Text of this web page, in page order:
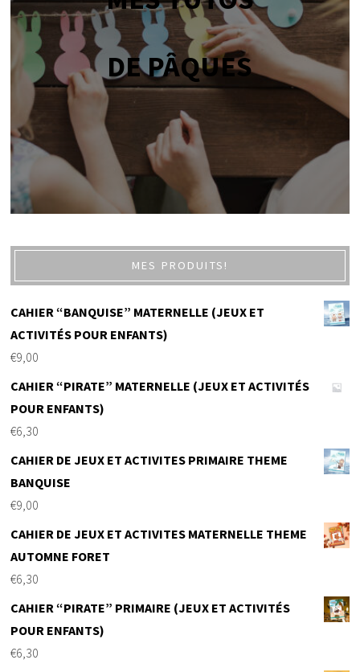
DE PÂQUES
MES PRODUITS!
CAHIER “BANQUISE” MATERNELLE (JEUX ET
ACTIVITÉS POUR ENFANTS)
€9,00
CAHIER “PIRATE” MATERNELLE (JEUX ET ACTIVITÉS
POUR ENFANTS)
€6,30
CAHIER DE JEUX ET ACTIVITES PRIMAIRE THEME
BANQUISE
€9,00
CAHIER DE JEUX ET ACTIVITES MATERNELLE THEME
AUTOMNE FORET
€6,30
CAHIER “PIRATE” PRIMAIRE (JEUX ET ACTIVITÉS
POUR ENFANTS)
€6,30